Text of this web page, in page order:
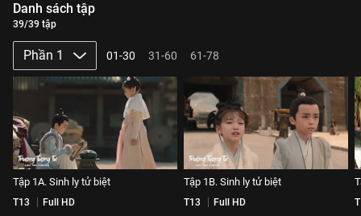
Danh sách tập
39/39 tập
Phần 1 01-30 31-60 61-78
Tập 1A. Sinh ly tử biệt
T13 Full HD
Tập 1B. Sinh ly tử biệt
T13 Full HD